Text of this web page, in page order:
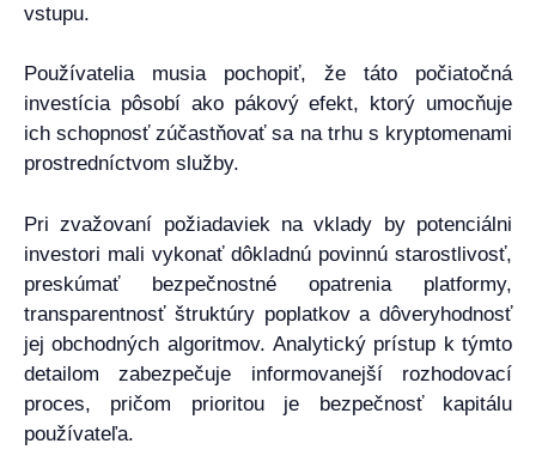
vstupu.
Používatelia musia pochopiť, že táto počiatočná
investícia pôsobí ako pákový efekt, ktorý umocňuje
ich schopnosť zúčastňovať sa na trhu s kryptomenami
prostredníctvom služby.
Pri zvažovaní požiadaviek na vklady by potenciálni
investori mali vykonať dôkladnú povinnú starostlivosť,
preskúmať bezpečnostné opatrenia platformy,
transparentnosť štruktúry poplatkov a dôveryhodnosť
jej obchodných algoritmov. Analytický prístup k týmto
detailom zabezpečuje informovanejší rozhodovací
proces, pričom prioritou je bezpečnosť kapitálu
používateľa.